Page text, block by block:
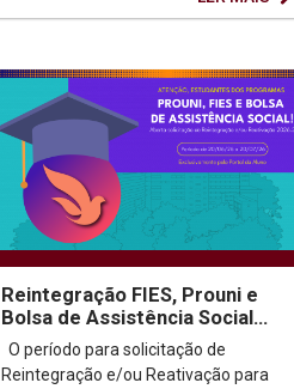
Reintegração FIES, Prouni e
Bolsa de Assistência Social
2026.2
O período para solicitação de
Reintegração e/ou Reativação para